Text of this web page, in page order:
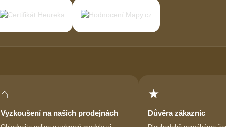
⌂
Vyzkoušení na našich prodejnách
★
Důvěra zákaznic